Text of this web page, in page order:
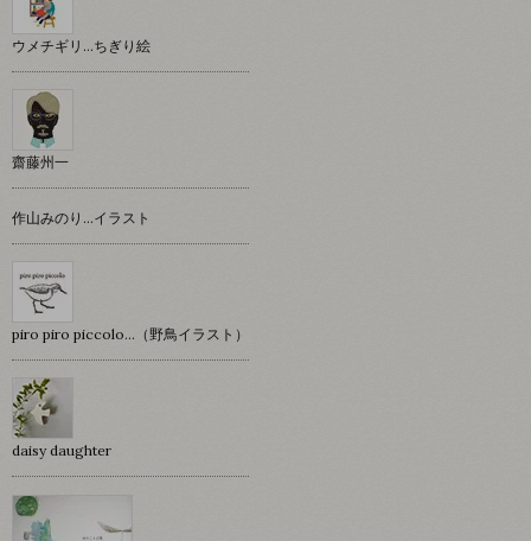
ウメチギリ…ちぎり絵
齋藤州一
作山みのり…イラスト
piro piro piccolo…（野鳥イラスト）
daisy daughter